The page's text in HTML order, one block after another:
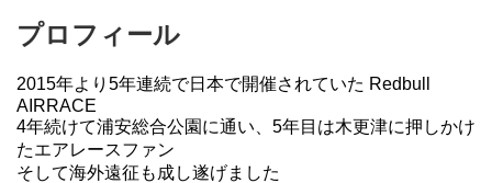
プロフィール
2015年より5年連続で日本で開催されていた Redbull
AIRRACE
4年続けて浦安総合公園に通い、5年目は木更津に押しかけ
たエアレースファン
そして海外遠征も成し遂げました